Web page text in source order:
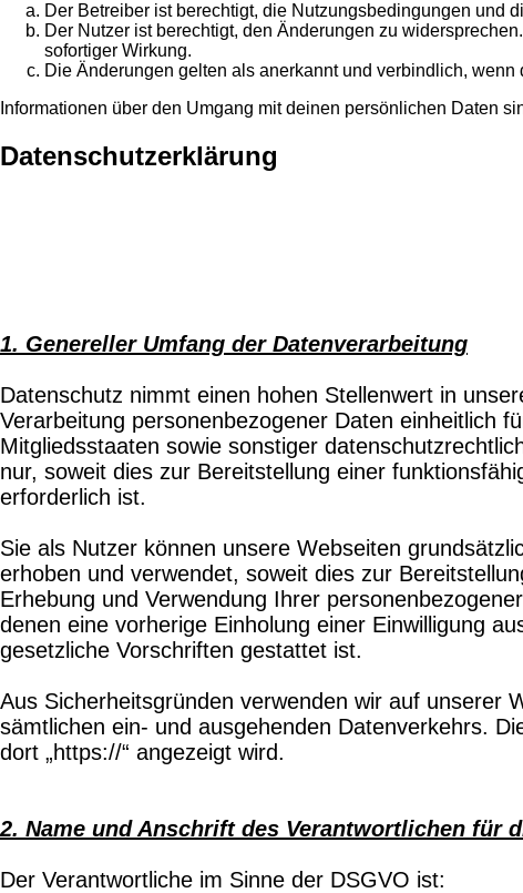
Der Betreiber ist berechtigt, die Nutzungsbedingungen und
Der Nutzer ist berechtigt, den Änderungen zu
sofortiger Wirkung.
Die Änderungen gelten als anerkannt und verbindlich,
Informationen über den Umgang mit deinen persönlichen Daten
Datenschutzerklärung
1. Genereller Umfang der Datenverarbeitung
Datenschutz nimmt einen hohen Stellenwert in
Verarbeitung personenbezogener Daten einheitlich
Mitgliedsstaaten sowie sonstiger
nur, soweit dies zur Bereitstellung einer
erforderlich ist.
Sie als Nutzer können unsere Webseiten
erhoben und verwendet, soweit dies zur
Erhebung und Verwendung Ihrer
denen eine vorherige Einholung einer Einwilligung
gesetzliche Vorschriften gestattet ist.
Aus Sicherheitsgründen verwenden wir auf unserer
sämtlichen ein- und ausgehenden Datenverkehrs.
dort „https://“ angezeigt wird.
2. Name und Anschrift des Verantwortlichen für
Der Verantwortliche im Sinne der DSGVO ist: